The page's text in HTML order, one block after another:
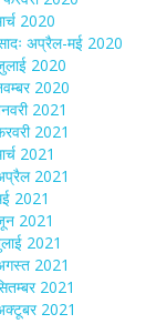
2020
अप्रैल-मई 2020
2020
2020
2021
2021
2021
2021
2021
2021
2021
2021
2021
2021